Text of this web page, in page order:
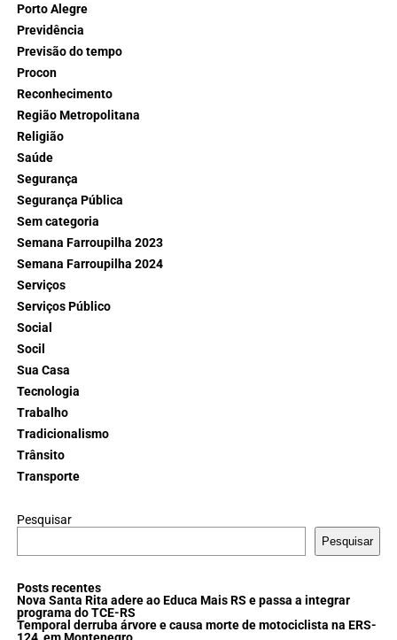
Porto Alegre
Previdência
Previsão do tempo
Procon
Reconhecimento
Região Metropolitana
Religião
Saúde
Segurança
Segurança Pública
Sem categoria
Semana Farroupilha 2023
Semana Farroupilha 2024
Serviços
Serviços Público
Social
Socil
Sua Casa
Tecnologia
Trabalho
Tradicionalismo
Trânsito
Transporte
Pesquisar
Pesquisar
Posts recentes
Nova Santa Rita adere ao Educa Mais RS e passa a integrar
programa do TCE-RS
Temporal derruba árvore e causa morte de motociclista na ERS-